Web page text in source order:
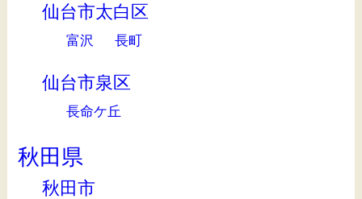
仙台市太白区
富沢 長町
仙台市泉区
長命ケ丘
秋田県
秋田市